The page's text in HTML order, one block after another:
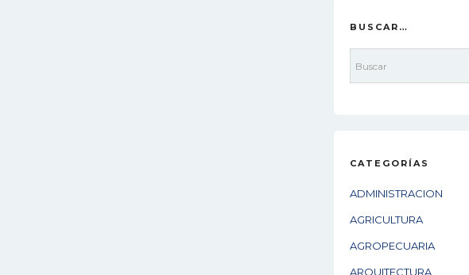
BUSCAR…
CATEGORÍAS
ADMINISTRACION
AGRICULTURA
AGROPECUARIA
ARQUITECTURA